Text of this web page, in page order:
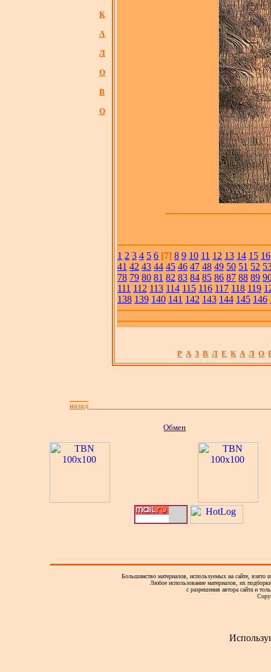
К
А
Л
О
В
О
1 2 3 4 5 6 [7] 8 9 10 11 12 13 14 15 16
41 42 43 44 45 46 47 48 49 50 51 52
78 79 80 81 82 83 84 85 86 87 88 89
111 112 113 114 115 116 117 118 119
138 139 140 141 142 143 144 145 146
Р А З В Л Е К А Л О
назад
Обмен
Большинство материалов, используемых на сайте, взято
Любое использование материалов, их
с разрешения автора сайта и